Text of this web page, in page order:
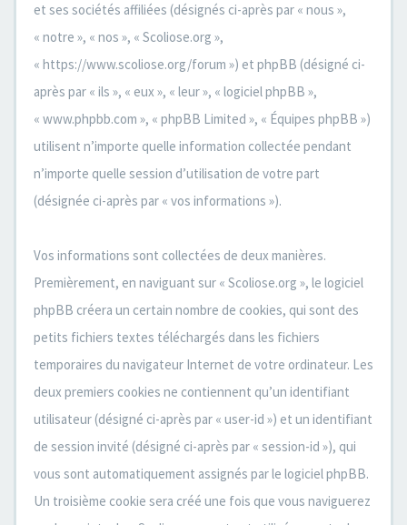
et ses sociétés affiliées (désignés ci-après par « nous »,
« notre », « nos », « Scoliose.org »,
« https://www.scoliose.org/forum ») et phpBB (désigné ci-
après par « ils », « eux », « leur », « logiciel phpBB »,
« www.phpbb.com », « phpBB Limited », « Équipes phpBB »)
utilisent n’importe quelle information collectée pendant
n’importe quelle session d’utilisation de votre part
(désignée ci-après par « vos informations »).
Vos informations sont collectées de deux manières.
Premièrement, en naviguant sur « Scoliose.org », le logiciel
phpBB créera un certain nombre de cookies, qui sont des
petits fichiers textes téléchargés dans les fichiers
temporaires du navigateur Internet de votre ordinateur. Les
deux premiers cookies ne contiennent qu’un identifiant
utilisateur (désigné ci-après par « user-id ») et un identifiant
de session invité (désigné ci-après par « session-id »), qui
vous sont automatiquement assignés par le logiciel phpBB.
Un troisième cookie sera créé une fois que vous naviguerez